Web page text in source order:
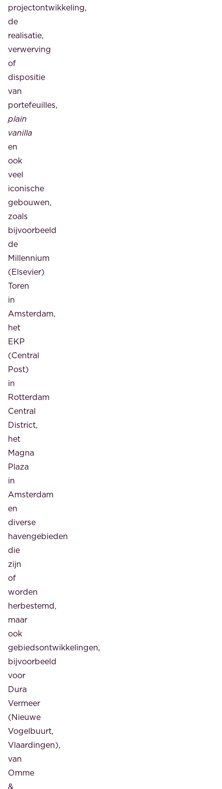
projectontwikkeling,
de
realisatie,
verwerving
of
dispositie
van
portefeuilles,
plain
vanilla
en
ook
veel
iconische
gebouwen,
zoals
bijvoorbeeld
de
Millennium
(Elsevier)
Toren
in
Amsterdam,
het
EKP
(Central
Post)
in
Rotterdam
Central
District,
het
Magna
Plaza
in
Amsterdam
en
diverse
havengebieden
die
zijn
of
worden
herbestemd,
maar
ook
gebiedsontwikkelingen,
bijvoorbeeld
voor
Dura
Vermeer
(Nieuwe
Vogelbuurt,
Vlaardingen),
van
Omme
&